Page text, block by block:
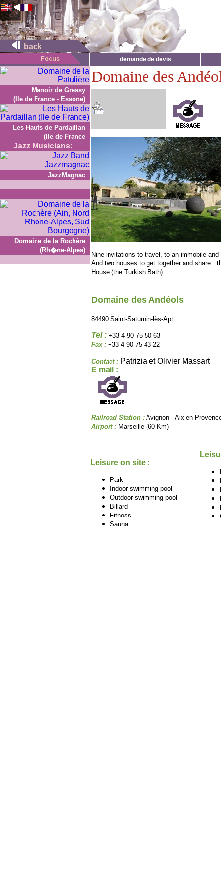
back
demande de devis
Manoir de Gressy
(Ile de France - Essone)
Les Hauts de Pardaillan
(Ile de France
Jazz Musicians:
JazzMagnac
Domaine de la Rochère
(Rh�ne-Alpes)
Domaine des
Nine invitations to travel, to an immobile
And two houses to get together and share :
House (the Turkish Bath).
Domaine des Andéols
84490 Saint-Saturnin-lès-Apt
Tel : +33 4 90 75 50 63
Fax : +33 4 90 75 43 22
Contact : Patrizia et Olivier Massart
E mail :
Railroad Station : Avignon - Aix en
Airport : Marseille (60 Km)
Leisure on site :
Park
Indoor swimming pool
Outdoor swimming pool
Billard
Fitness
Sauna